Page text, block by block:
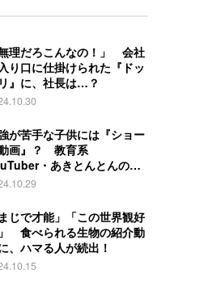
無理だろこんなの！」 会社
り口に仕掛けられた『ドッ
』に、社長は…？
が苦手な子供には『ショー
画』？ 教育系
・あきとんとんの戦
は
まじで才能」「この世界観好
食べられる生物の紹介動
、ハマる人が続出！